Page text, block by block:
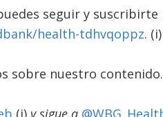
seguir y
health-tdhvqoppz. (i)
sobre nuestro
(i) y sigue a